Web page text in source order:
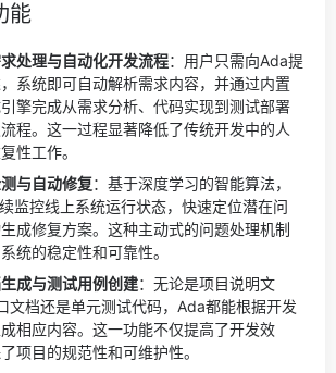
能
处理与自动化开发流程：用户只需向Ada提
系统即可自动解析需求内容，并通过内置
擎完成从需求分析、代码实现到测试部署
程。这一过程显著降低了传统开发中的人
性工作。
与自动修复：基于深度学习的智能算法，
监控线上系统运行状态，快速定位潜在问
成修复方案。这种主动式的问题处理机制
统的稳定性和可靠性。
成与测试用例创建：无论是项目说明文
文档还是单元测试代码，Ada都能根据开发
相应内容。这一功能不仅提高了开发效
项目的规范性和可维护性。